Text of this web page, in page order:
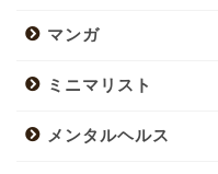
マンガ
ミニマリスト
メンタルヘルス